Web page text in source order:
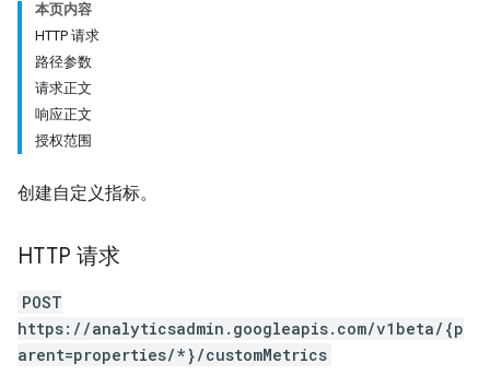
本页内容
HTTP 请求
路径参数
请求正文
响应正文
授权范围
创建自定义指标。
HTTP 请求
POST
https://analyticsadmin.googleapis.com/v1beta/{p
arent=properties/*}/customMetrics